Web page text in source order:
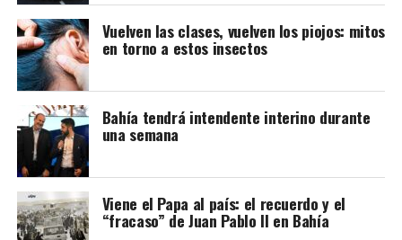
Vuelven las clases, vuelven los piojos: mitos
en torno a estos insectos
Bahía tendrá intendente interino durante
una semana
Viene el Papa al país: el recuerdo y el
“fracaso” de Juan Pablo II en Bahía